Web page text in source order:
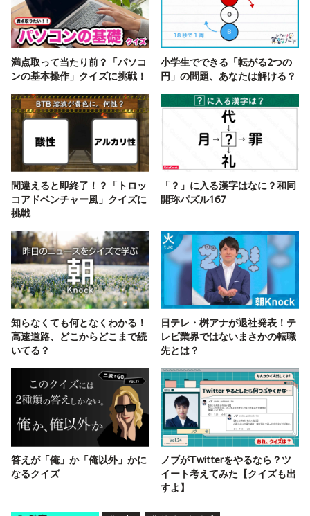
満点取って当たり前？「パソコ
ンの基本操作」クイズに挑戦！
小学生でできる「転がる2つの
円」の問題、あなたは解ける？
間違えると即終了！？「トロッ
コアドベンチャー風」クイズに
挑戦
「？」に入る漢字はなに？和同
開珎パズル167
知らなくても何となくわかる！
高速道路、どこからどこまで続
いてる？
日テレ・桝アナが退社発表！テ
レビ業界ではないまさかの転職
先とは？
答えが「俺」か「俺以外」かに
なるクイズ
ノブがTwitterをやるなら？ツ
イート考えてみた【クイズも出
すよ】